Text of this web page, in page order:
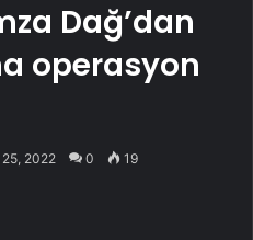
Dağ’dan
operasyon
25, 2022 0 19